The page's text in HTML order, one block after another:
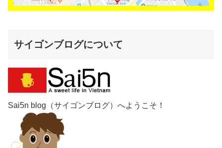
サイゴンブログについて
Sai5n blog（サイゴンブログ）へようこそ！